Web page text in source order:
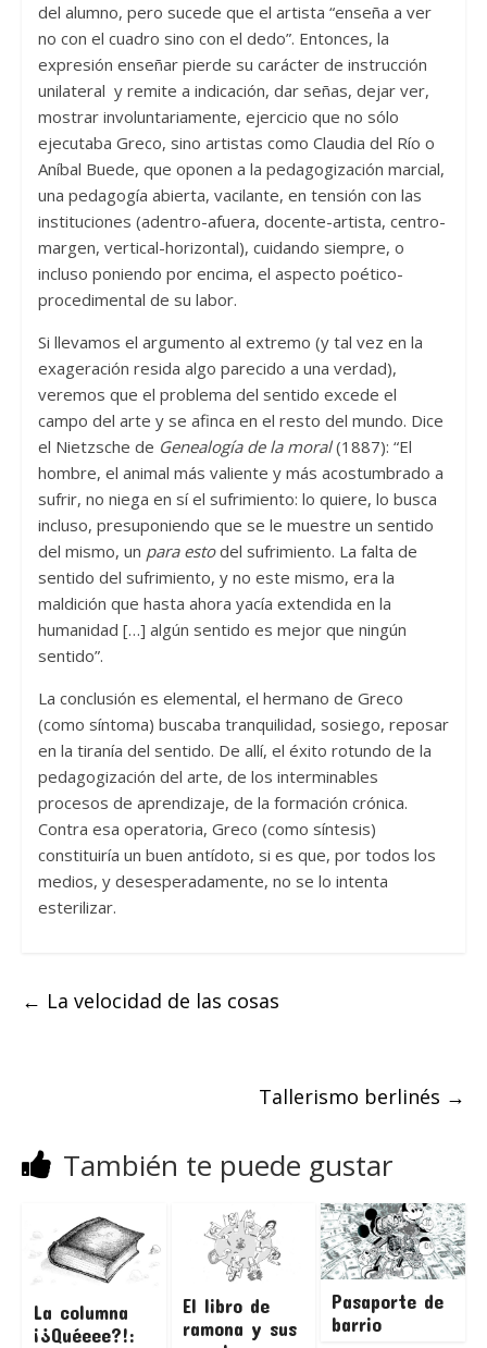
del alumno, pero sucede que el artista “enseña a ver
no con el cuadro sino con el dedo”. Entonces, la
expresión enseñar pierde su carácter de instrucción
unilateral y remite a indicación, dar señas, dejar ver,
mostrar involuntariamente, ejercicio que no sólo
ejecutaba Greco, sino artistas como Claudia del Río o
Aníbal Buede, que oponen a la pedagogización marcial,
una pedagogía abierta, vacilante, en tensión con las
instituciones (adentro-afuera, docente-artista, centro-
margen, vertical-horizontal), cuidando siempre, o
incluso poniendo por encima, el aspecto poético-
procedimental de su labor.
Si llevamos el argumento al extremo (y tal vez en la
exageración resida algo parecido a una verdad),
veremos que el problema del sentido excede el
campo del arte y se afinca en el resto del mundo. Dice
el Nietzsche de Genealogía de la moral(1887): “El
hombre, el animal más valiente y más acostumbrado a
sufrir, no niega en sí el sufrimiento: lo quiere, lo busca
incluso, presuponiendo que se le muestre un sentido
del mismo, un para estodel sufrimiento. La falta de
sentido del sufrimiento, y no este mismo, era la
maldición que hasta ahora yacía extendida en la
humanidad […] algún sentido es mejor que ningún
sentido”.
La conclusión es elemental, el hermano de Greco
(como síntoma) buscaba tranquilidad, sosiego, reposar
en la tiranía del sentido. De allí, el éxito rotundo de la
pedagogización del arte, de los interminables
procesos de aprendizaje, de la formación crónica.
Contra esa operatoria, Greco (como síntesis)
constituiría un buen antídoto, si es que, por todos los
medios, y desesperadamente, no se lo intenta
esterilizar.
← La velocidad de las cosas
Tallerismo berlinés →
También te puede gustar
La columna
¡¿Quéeee?!:
El libro de
ramona y sus
Pasaporte de
barrio